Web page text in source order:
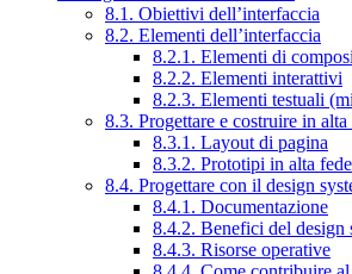
8.1. Obiettivi dell’interfaccia
8.2. Elementi dell’interfaccia
8.2.1. Elementi di
8.2.2. Elementi interattivi
8.2.3. Elementi testuali
8.3. Progettare e costruire in alta
8.3.1. Layout di pagina
8.3.2. Prototipi in alta
8.4. Progettare con il design
8.4.1. Documentazione
8.4.2. Benefici del design
8.4.3. Risorse operative